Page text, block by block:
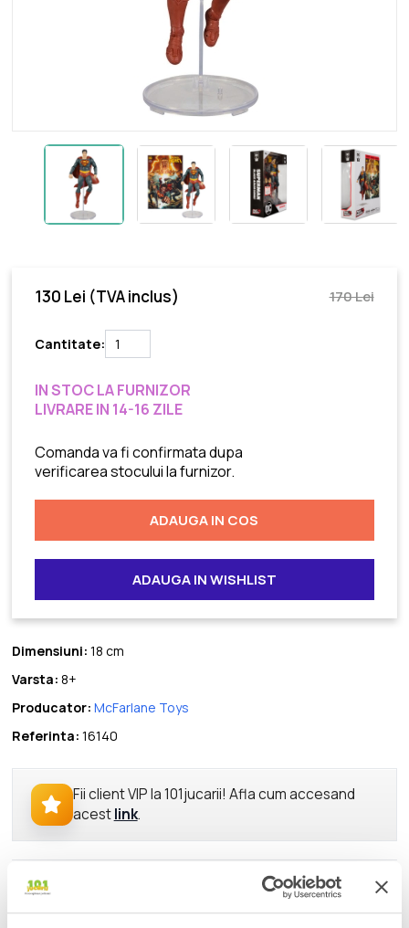
130 Lei (TVA inclus) 170 Lei
Cantitate:
IN STOC LA FURNIZOR
LIVRARE IN 14-16 ZILE
Comanda va fi confirmata dupa
verificarea stocului la furnizor.
ADAUGA IN COS
ADAUGA IN WISHLIST
Dimensiuni: 18 cm
Varsta: 8+
Producator: McFarlane Toys
Referinta: 16140
Fii client VIP la 101jucarii! Afla cum accesand
acestlink.
DESCRIERE
Trimis pe Pamant de pe planeta muribunda Krypton, micutul Kal-